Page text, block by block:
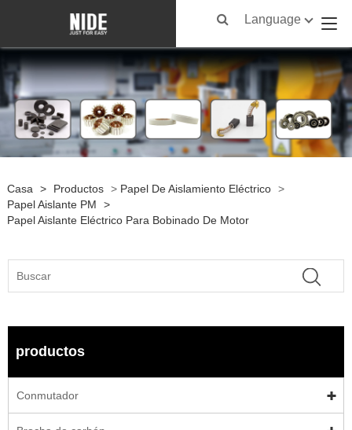
Language
Casa > Productos > Papel De Aislamiento Eléctrico >
Papel Aislante PM
>
Papel Aislante Eléctrico Para Bobinado De Motor
productos
Conmutador